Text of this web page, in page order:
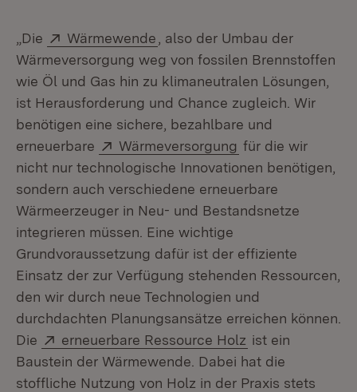
„Die Extern:
Wärmewende (Öffnet in neuem Fenster)
, also der Umbau der
Wärmeversorgung weg von fossilen Brennstoffen
wie Öl und Gas hin zu klimaneutralen Lösungen,
ist Herausforderung und Chance zugleich. Wir
benötigen eine sichere, bezahlbare und
erneuerbare
Extern:
Wärmeversorgung (Öffnet in neuem
für die wir
nicht nur technologische Innovationen benötigen,
sondern auch verschiedene erneuerbare
Wärmeerzeuger in Neu- und Bestandsnetze
integrieren müssen. Eine wichtige
Grundvoraussetzung dafür ist der effiziente
Einsatz der zur Verfügung stehenden Ressourcen,
den wir durch neue Technologien und
durchdachten Planungsansätze erreichen können.
Die
Extern:
erneuerbare Ressource Holz (Öffnet in
ist ein
Baustein der Wärmewende. Dabei hat die
stoffliche Nutzung von Holz in der Praxis stets